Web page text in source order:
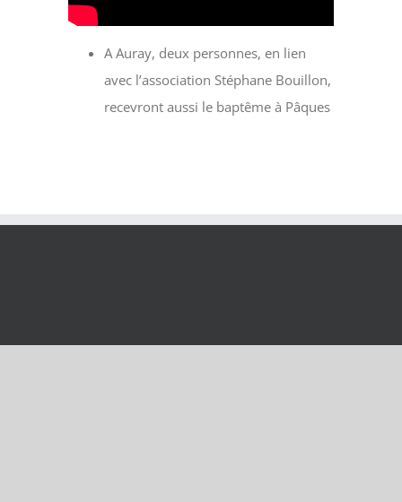
A Auray, deux personnes, en lien
avec l’association Stéphane Bouillon,
recevront aussi le baptême à Pâques